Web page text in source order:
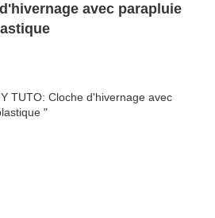
avec parapluie